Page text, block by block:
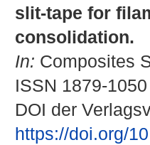
slit-tape for
consolidation.
In: Composites
ISSN 1879-1050
DOI der
https://doi.org/